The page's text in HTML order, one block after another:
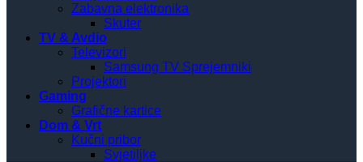
Zabavna elektronika
Skuter
TV & Avdio
Televizori
Samsung TV Sprejemniki
Projektori
Gaming
Grafične kartice
Dom & Vrt
Kučni pribor
Svjetiljke